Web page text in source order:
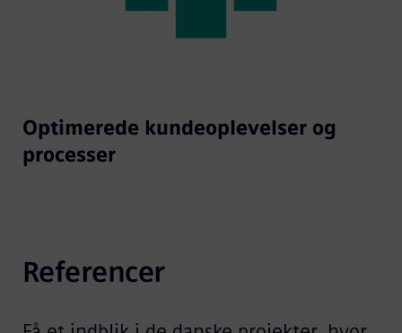
Optimerede kundeoplevelser og
processer
Referencer